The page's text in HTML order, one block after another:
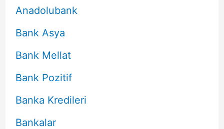
Anadolubank
Bank Asya
Bank Mellat
Bank Pozitif
Banka Kredileri
Bankalar